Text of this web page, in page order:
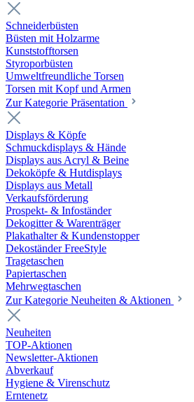
Schneiderbüsten
Büsten mit Holzarme
Kunststofftorsen
Styroporbüsten
Umweltfreundliche Torsen
Torsen mit Kopf und Armen
Zur Kategorie Präsentation
Displays & Köpfe
Schmuckdisplays & Hände
Displays aus Acryl & Beine
Dekoköpfe & Hutdisplays
Displays aus Metall
Verkaufsförderung
Prospekt- & Infoständer
Dekogitter & Warenträger
Plakathalter & Kundenstopper
Dekoständer FreeStyle
Tragetaschen
Papiertaschen
Mehrwegtaschen
Zur Kategorie Neuheiten & Aktionen
Neuheiten
TOP-Aktionen
Newsletter-Aktionen
Abverkauf
Hygiene & Virenschutz
Erntenetz